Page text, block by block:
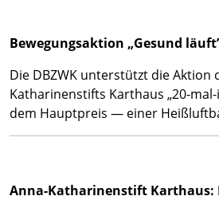
Bewegungsaktion „Gesund
Die DBZWK unterstützt die Aktion
Katharinenstifts Karthaus „20-
dem Hauptpreis — einer
Anna-Katharinenstift Karthaus: